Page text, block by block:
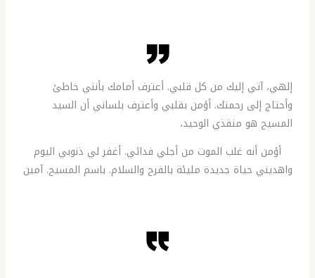
إلهي، آتي إليك من كل قلبي. أعترف أمامك بأنني خاطئ
وأحتاج إلى رحمتك. أؤمن بقلبي وأعترف بلساني أن السيد
المسيح هو منقذي الوحيد،
أؤمن أنه غلب الموت من أجلي فدائي. أغفر لي ذنوبي اليوم
واهديني حياة جديدة مليئة بالفرح والسلام. باسم المسيح. آمين